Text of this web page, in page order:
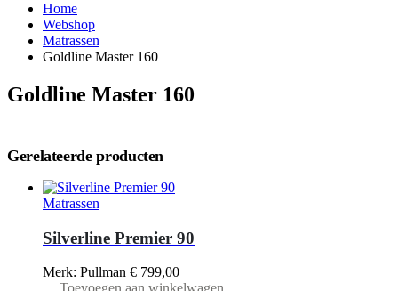
Home
Webshop
Matrassen
Goldline Master 160
Goldline Master 160
Gerelateerde producten
Matrassen
Silverline Premier 90
Merk: Pullman € 799,00